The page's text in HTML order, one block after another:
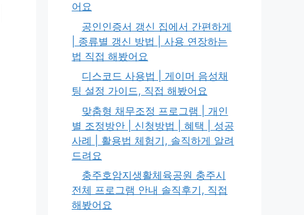
어요
공인인증서 갱신 집에서 간편하게
| 종류별 갱신 방법 | 사용 연장하는
법 직접 해봤어요
디스코드 사용법 | 게이머 음성채
팅 설정 가이드, 직접 해봤어요
맞춤형 채무조정 프로그램 | 개인
별 조정방안 | 신청방법 | 혜택 | 성공
사례 | 활용법 체험기, 솔직하게 알려
드려요
충주호암지생활체육공원 충주시
전체 프로그램 안내 솔직후기, 직접
해봤어요